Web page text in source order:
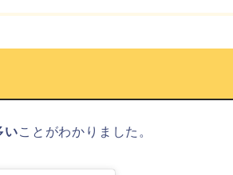
いことがわかりました。